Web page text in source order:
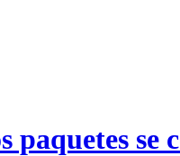
paquetes se